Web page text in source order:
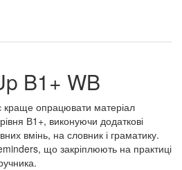
B1+ WB
опрацювати матеріал
В1+, виконуючи додаткові
вмінь, на словник і граматику.
що закріплюють на практиці